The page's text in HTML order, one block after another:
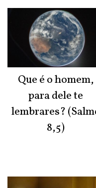
Que é o homem,
para dele te
lembrares?
8,5)